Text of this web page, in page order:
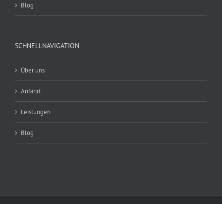
Blog
SCHNELLNAVIGATION
Über uns
Anfahrt
Leistungen
Blog